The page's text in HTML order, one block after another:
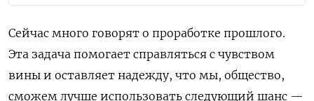
Сейчас много говорят о проработке прошлого.
Эта задача помогает справляться с чувством
вины и оставляет надежду, что мы, общество,
сможем лучше использовать следующий шанс —